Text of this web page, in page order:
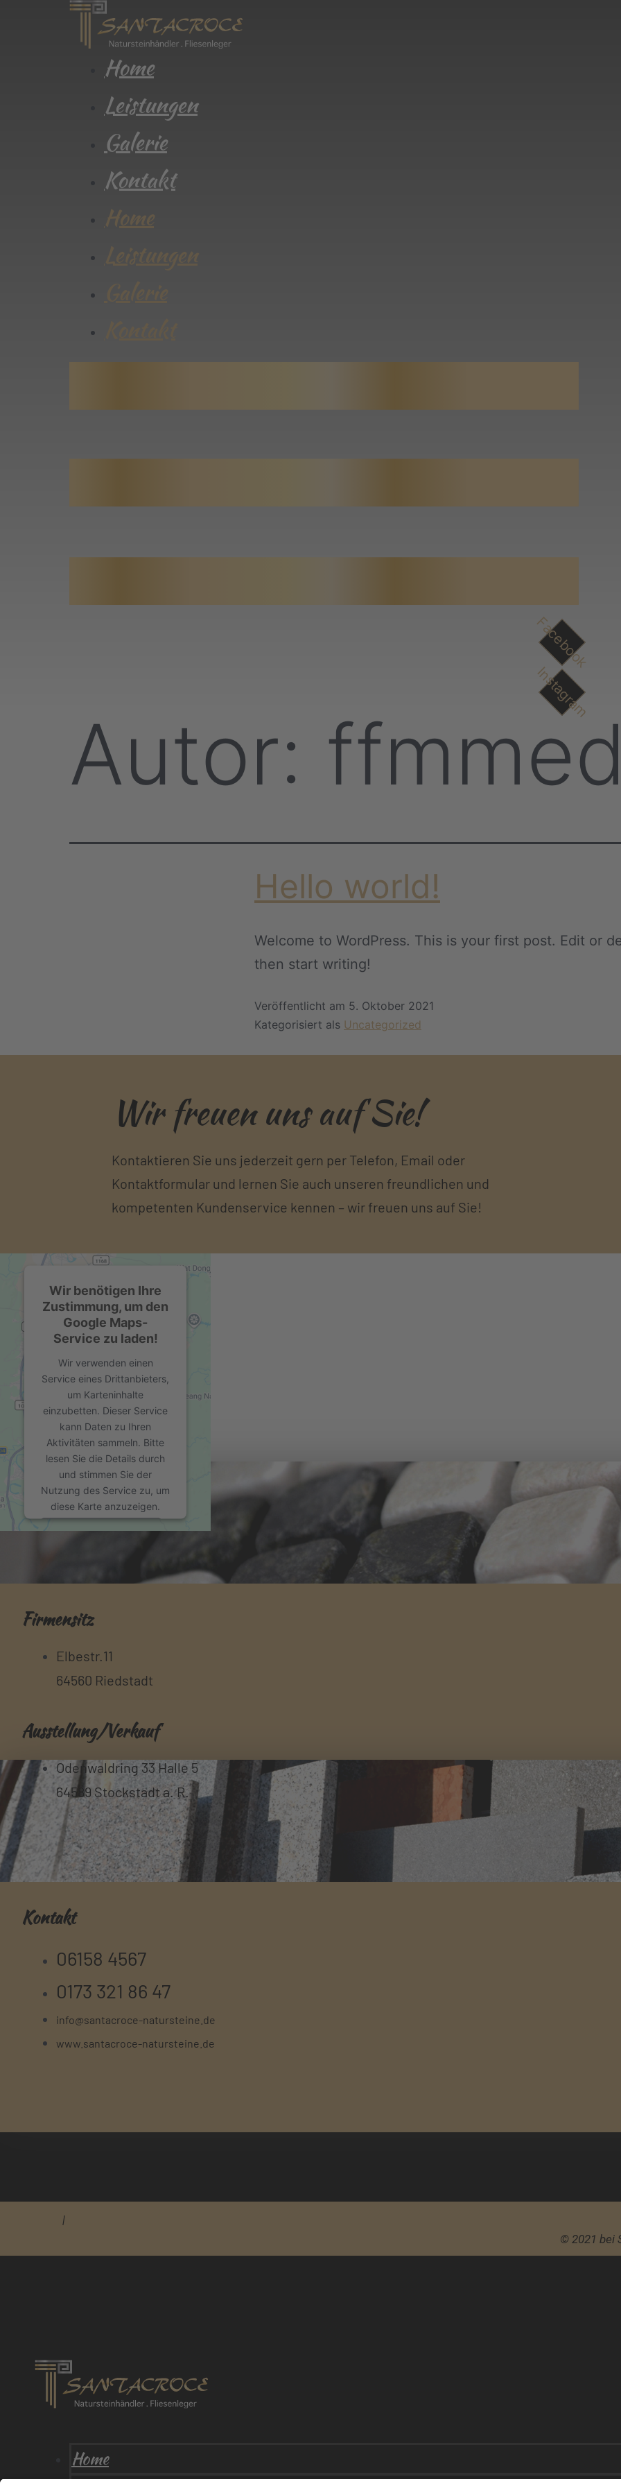
Home
Leistungen
Galerie
Kontakt
Home
Leistungen
Facebook
Instagram
Autor:
Hello world!
Welcome to WordPress. This is your first post. Edit or
then start writing!
Veröffentlicht am 5. Oktober 2021
Kategorisiert als Uncategorized
Wir freuen uns auf Sie!
Kontaktieren Sie uns jederzeit gern per Telefon, Email oder
Kontaktformular und lernen Sie auch unseren freundlichen und
kompetenten Kundenservice kennen – wir freuen uns auf Sie!
Wir benötigen Ihre
Zustimmung, um den
Google Maps-
Service zu laden!
Wir verwenden einen
Service eines Drittanbieters,
um Karteninhalte
einzubetten. Dieser Service
kann Daten zu Ihren
Aktivitäten sammeln. Bitte
lesen Sie die Details durch
und stimmen Sie der
Nutzung des Service zu, um
diese Karte anzuzeigen.
Mehr Informationen
Platform
Firmensitz
Elbestr.11
64560 Riedstadt
Ausstellung/Verkauf
Odenwaldring 33 Halle 5
64589 Stockstadt a. R.
Kontakt
06158 4567
0173 321 86 47
info@santacroce-natursteine.de
www.santacroce-natursteine.de
|
© 2021 bei
Home